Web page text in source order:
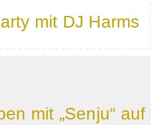
mit DJ Harms
mit „Senju“ auf